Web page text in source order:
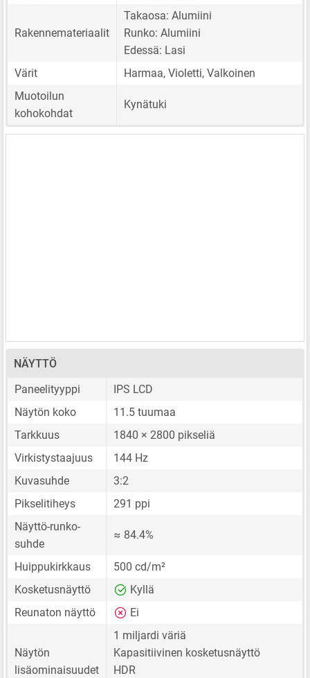
Rakennemateriaalit
Takaosa: Alumiini
Runko: Alumiini
Edessä: Lasi
Värit
Harmaa, Violetti, Valkoinen
Muotoilun
kohokohdat
Kynätuki
NÄYTTÖ
Paneelityyppi
IPS LCD
Näytön koko
11.5 tuumaa
Tarkkuus
1840 × 2800 pikseliä
Virkistystaajuus
144 Hz
Kuvasuhde
3:2
Pikselitiheys
291 ppi
Näyttö-runko-
suhde
≈ 84.4%
Huippukirkkaus
500 cd/m²
Kosketusnäyttö
Kyllä
Reunaton näyttö
Ei
Näytön
lisäominaisuudet
1 miljardi väriä
Kapasitiivinen kosketusnäyttö
HDR